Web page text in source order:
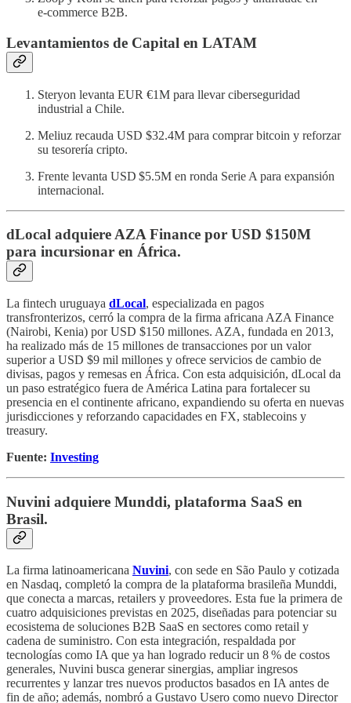
e‑commerce B2B.
Levantamientos de Capital en LATAM
Steryon levanta EUR €1M para llevar ciberseguridad
industrial a Chile.
Meliuz recauda USD $32.4M para comprar bitcoin y reforzar
su tesorería cripto.
Frente levanta USD $5.5M en ronda Serie A para expansión
internacional.
dLocal adquiere AZA Finance por USD $150M
para incursionar en África.
La fintech uruguaya dLocal, especializada en pagos
transfronterizos, cerró la compra de la firma africana AZA Finance
(Nairobi, Kenia) por USD $150 millones. AZA, fundada en 2013,
ha realizado más de 15 millones de transacciones por un valor
superior a USD $9 mil millones y ofrece servicios de cambio de
divisas, pagos y remesas en África. Con esta adquisición, dLocal da
un paso estratégico fuera de América Latina para fortalecer su
presencia en el continente africano, expandiendo su oferta en nuevas
jurisdicciones y reforzando capacidades en FX, stablecoins y
treasury.
Fuente: Investing
Nuvini adquiere Munddi, plataforma SaaS en
Brasil.
La firma latinoamericana Nuvini, con sede en São Paulo y cotizada
en Nasdaq, completó la compra de la plataforma brasileña Munddi,
que conecta a marcas, retailers y proveedores. Esta fue la primera de
cuatro adquisiciones previstas en 2025, diseñadas para potenciar su
ecosistema de soluciones B2B SaaS en sectores como retail y
cadena de suministro. Con esta integración, respaldada por
tecnologías como IA que ya han logrado reducir un 8 % de costos
generales, Nuvini busca generar sinergias, ampliar ingresos
recurrentes y lanzar tres nuevos productos basados en IA antes de
fin de año; además, nombró a Gustavo Usero como nuevo Director